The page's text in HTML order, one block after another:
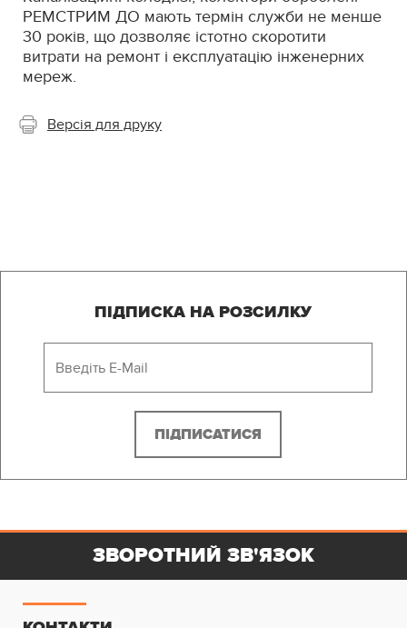
РЕМСТРИМ ДО мають термін служби не менше
30 років, що дозволяє істотно скоротити
витрати на ремонт і експлуатацію інженерних
мереж.
Версія для друку
ПІДПИСКА НА РОЗСИЛКУ
ЗВОРОТНИЙ ЗВ'ЯЗОК